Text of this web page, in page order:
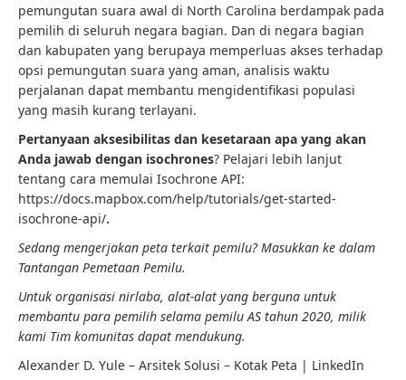
pemungutan suara awal di North Carolina berdampak pada
pemilih di seluruh negara bagian. Dan di negara bagian
dan kabupaten yang berupaya memperluas akses terhadap
opsi pemungutan suara yang aman, analisis waktu
perjalanan dapat membantu mengidentifikasi populasi
yang masih kurang terlayani.
Pertanyaan aksesibilitas dan kesetaraan apa yang akan
Anda jawab dengan isochrones? Pelajari lebih lanjut
tentang cara memulai Isochrone API:
https://docs.mapbox.com/help/tutorials/get-started-
isochrone-api/.
Sedang mengerjakan peta terkait pemilu? Masukkan ke dalam
Tantangan Pemetaan Pemilu.
Untuk organisasi nirlaba, alat-alat yang berguna untuk
membantu para pemilih selama pemilu AS tahun 2020, milik
kami Tim komunitas dapat mendukung.
Alexander D. Yule – Arsitek Solusi – Kotak Peta | LinkedIn